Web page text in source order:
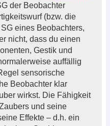
der Beobachter
(bzw. die
eines Beobachters,
nicht, dass du einen
Gestik und
auffällig
sensorische
Beobachter klar
wirkst. Die Fähigkeit
und seine
Effekte – d.h. ein